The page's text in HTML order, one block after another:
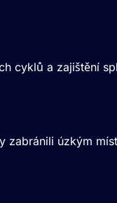
cyklů a zajištění
zabránili úzkým